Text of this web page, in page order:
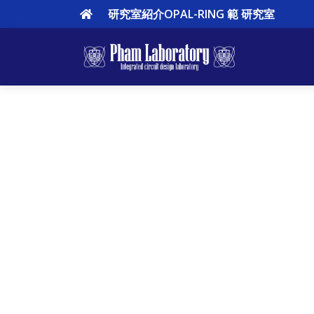
vlsilab, uec, phamck, riscv研究室紹介OPAL-RING 範 研究室